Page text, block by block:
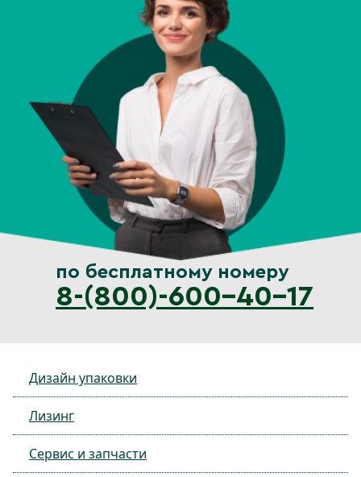
по бесплатному номеру
8-(800)-600-40-17
Дизайн упаковки
Лизинг
Сервис и запчасти